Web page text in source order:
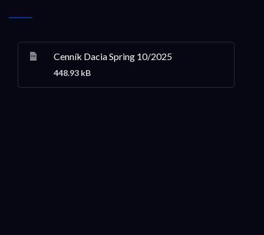
Cenník Dacia Spring 10/2025
448.93 kB